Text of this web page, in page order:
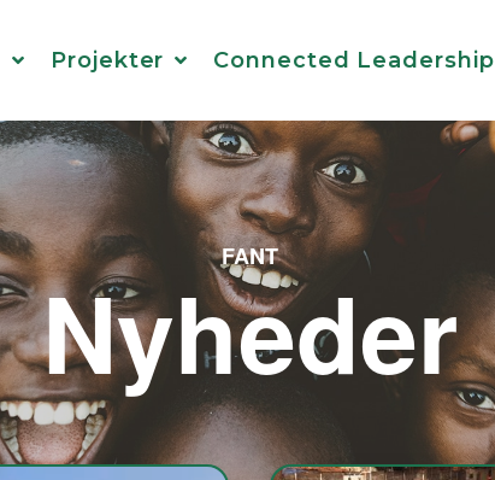
Projekter Connected Leadership
FANT
Nyheder